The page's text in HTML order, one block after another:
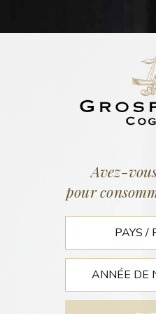
Accueil /
LA REVUE
FRANCE : LA
BOUSCULE
Avez-
pour